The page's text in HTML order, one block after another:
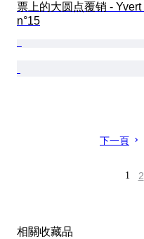
票上的大圆点覆销 - Yvert
n°15
下一頁
1 2
相關收藏品